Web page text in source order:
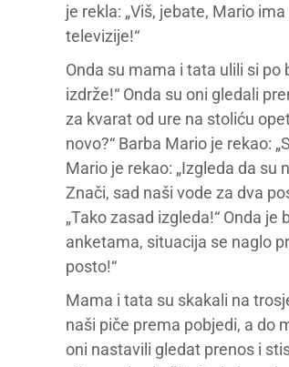
je rekla: „Viš, jebate, Mario
televizije!“
Onda su mama i tata ulili si po
izdrže!“ Onda su oni gledali
za kvarat od ure na stoliću
novo?“ Barba Mario je rekao:
Mario je rekao: „Izgleda da su
Znači, sad naši vode za dva
„Tako zasad izgleda!“ Onda
anketama, situacija se naglo
posto!“
Mama i tata su skakali na
naši piče prema pobjedi, a do
oni nastavili gledat prenos i